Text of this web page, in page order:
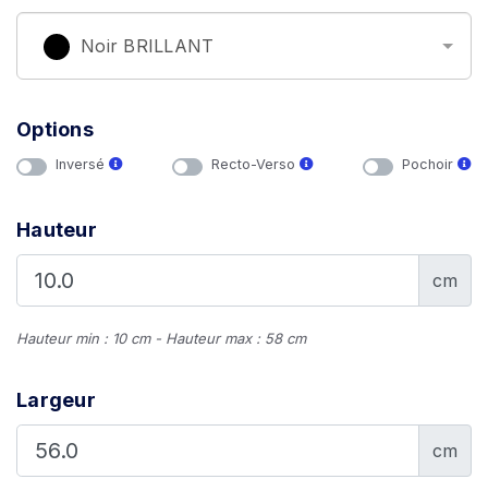
Noir BRILLANT
Options
Inversé Recto-Verso Pochoir
Hauteur
cm
Hauteur min : 10 cm - Hauteur max : 58 cm
Largeur
cm